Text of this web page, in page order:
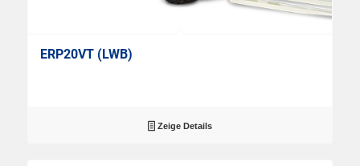
ERP20VT (LWB)
Zeige Details